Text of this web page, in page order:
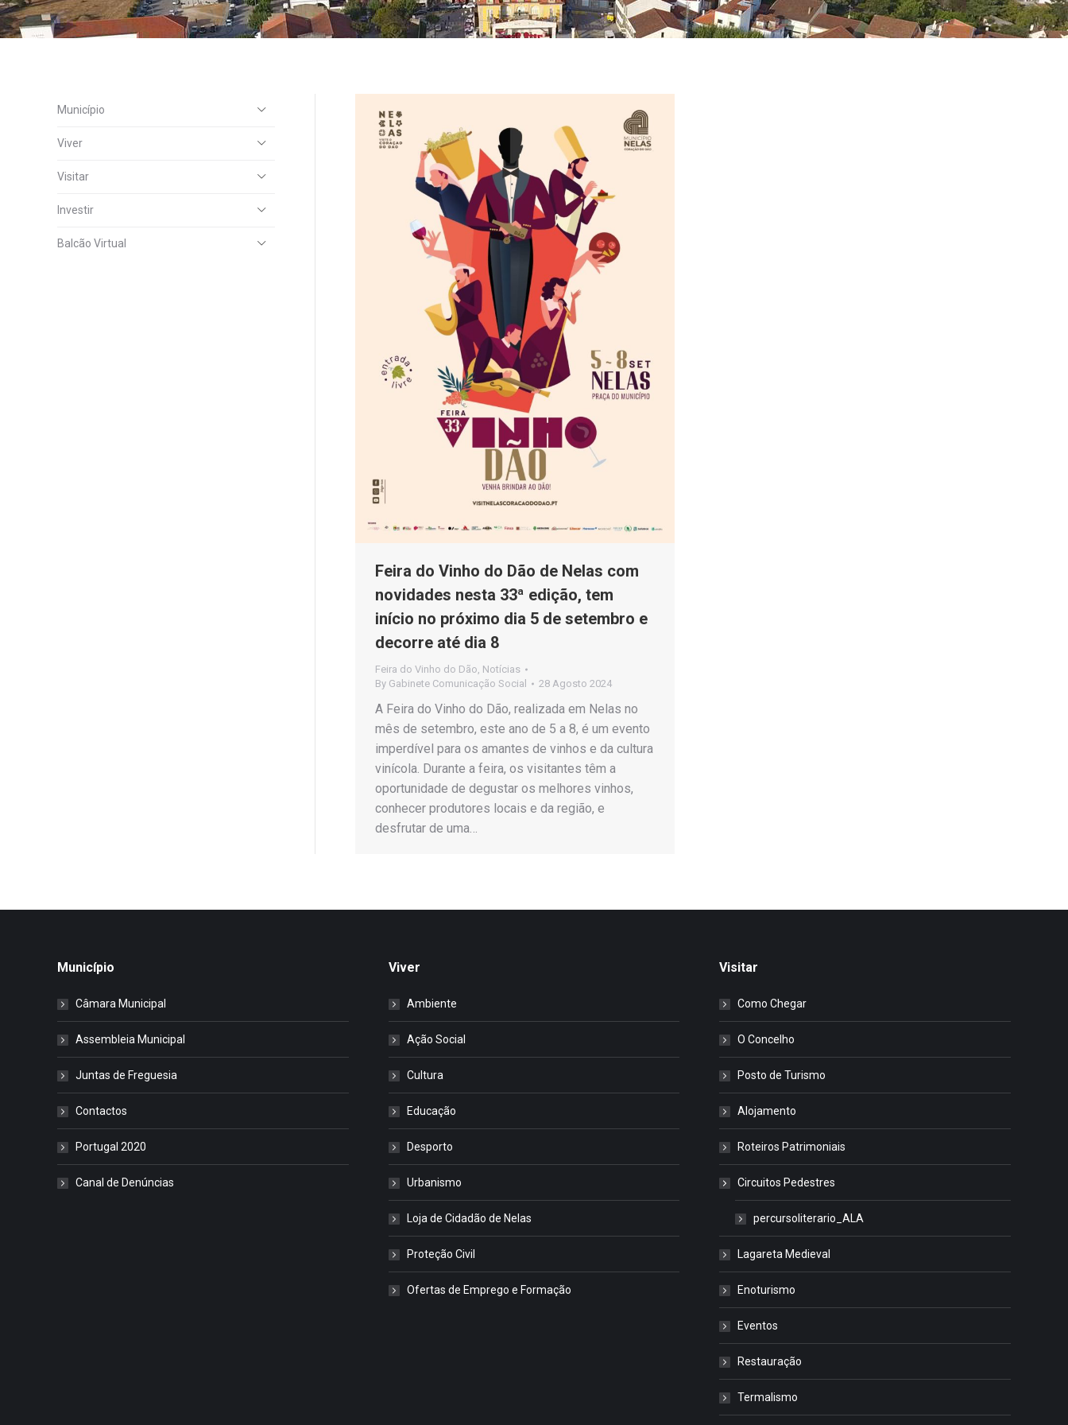
Feira do Vinho do Dão de Nelas com
novidades nesta 33ª edição, tem
início no próximo dia 5 de setembro e
decorre até dia 8
Feira do Vinho do Dão, Notícias
By Gabinete Comunicação Social 28 Agosto 2024
A Feira do Vinho do Dão, realizada em Nelas no
mês de setembro, este ano de 5 a 8, é um evento
imperdível para os amantes de vinhos e da cultura
vinícola. Durante a feira, os visitantes têm a
oportunidade de degustar os melhores vinhos,
conhecer produtores locais e da região, e
desfrutar de uma…
Município
Viver
Visitar
Investir
Balcão Virtual
Município
Câmara Municipal
Assembleia Municipal
Juntas de Freguesia
Contactos
Portugal 2020
Canal de Denúncias
Viver
Ambiente
Ação Social
Cultura
Educação
Desporto
Urbanismo
Loja de Cidadão de Nelas
Proteção Civil
Ofertas de Emprego e Formação
Visitar
Como Chegar
O Concelho
Posto de Turismo
Alojamento
Roteiros Patrimoniais
Circuitos Pedestres
percursoliterario_ALA
Lagareta Medieval
Enoturismo
Eventos
Restauração
Termalismo